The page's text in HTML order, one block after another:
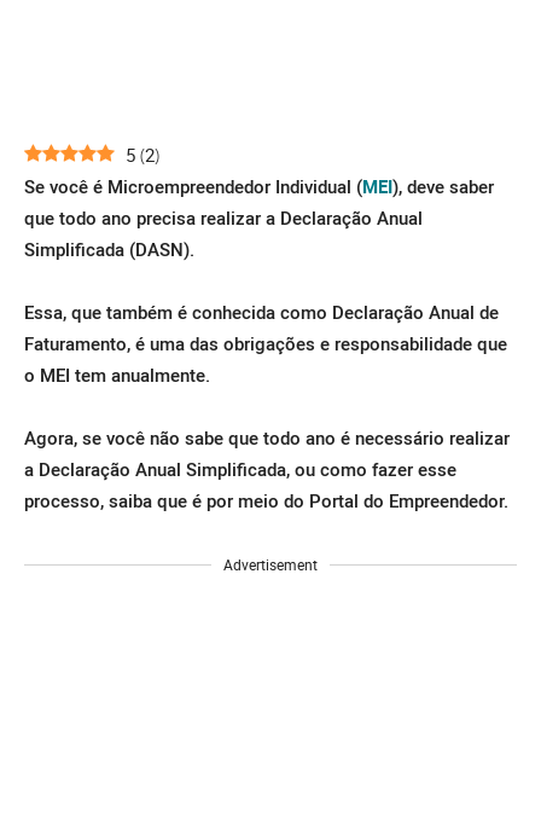
5 (2)
Se você é Microempreendedor Individual (MEI), deve saber
que todo ano precisa realizar a Declaração Anual
Simplificada (DASN).
Essa, que também é conhecida como Declaração Anual de
Faturamento, é uma das obrigações e responsabilidade que
o MEI tem anualmente.
Agora, se você não sabe que todo ano é necessário realizar
a Declaração Anual Simplificada, ou como fazer esse
processo, saiba que é por meio do Portal do Empreendedor.
Advertisement